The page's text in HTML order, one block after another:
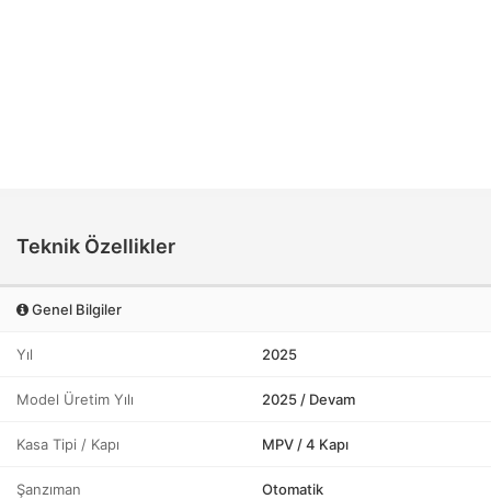
Teknik Özellikler
Genel Bilgiler
Yıl 2025
Model Üretim Yılı 2025 / Devam
Kasa Tipi / Kapı MPV / 4 Kapı
Şanzıman Otomatik